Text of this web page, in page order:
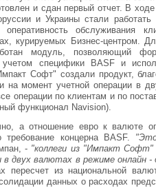
и сдан первый отчет. В ходе
и Украины стали
обслуживания
курируемых Бизнес-центром.
модуль, позволяющий
специфики BASF и
Софт" создали продукт,
на момент учетной операции в
операции по клиентам и по
функционал Navision).
а отношение евро к валюте
концерна BASF.
- "коллеги из "Импакт
двух валютах в режиме онлайн -
пересчет из национальной
данных о расходах